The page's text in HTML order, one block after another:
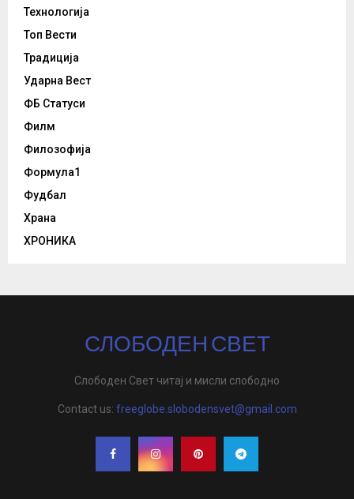
Технологија
Топ Вести
Традиција
Ударна Вест
ФБ Статуси
Филм
Филозофија
Формула1
Фудбал
Храна
ХРОНИКА
СЛОБОДЕН СВЕТ
Слободен Свет читај и мисли слободно
Contact us: freeglobe.slobodensvet@gmail.com